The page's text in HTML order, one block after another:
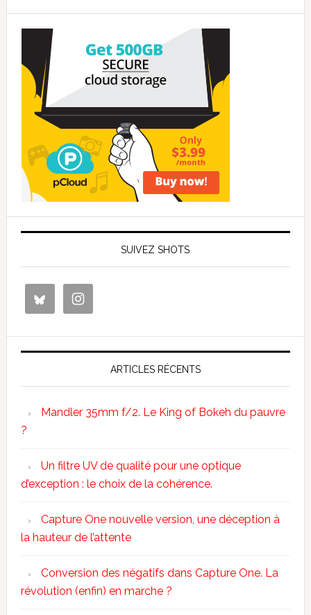
SUIVEZ SHOTS
ARTICLES RÉCENTS
Mandler 35mm f/2. Le King of Bokeh du pauvre
?
Un filtre UV de qualité pour une optique
d’exception : le choix de la cohérence.
Capture One nouvelle version, une déception à
la hauteur de l’attente
Conversion des négatifs dans Capture One. La
révolution (enfin) en marche ?